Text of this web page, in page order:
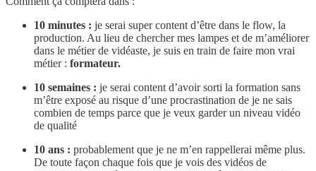
10 minutes : je serai super content d’être dans le flow, la
production. Au lieu de chercher mes lampes et de m’améliorer
dans le métier de vidéaste, je suis en train de faire mon vrai
métier : formateur.
10 semaines : je serai content d’avoir sorti la formation sans
m’être exposé au risque d’une procrastination de je ne sais
combien de temps parce que je veux garder un niveau vidéo
de qualité
10 ans : probablement que je ne m’en rappellerai même plus.
De toute façon chaque fois que je vois des vidéos de